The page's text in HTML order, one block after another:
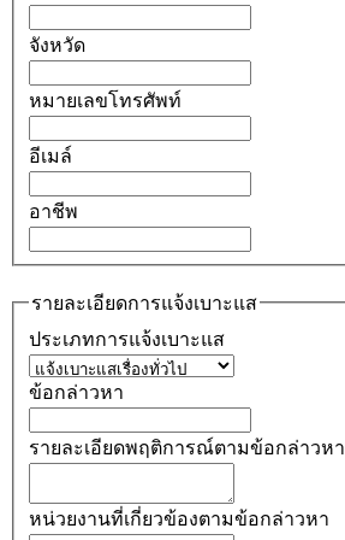
จังหวัด
หมายเลขโทรศัพท์
อีเมล์
อาชีพ
รายละเอียดการแจ้งเบาะแส
ประเภทการแจ้งเบาะแส
ข้อกล่าวหา
รายละเอียดพฤติการณ์ตามข้อกล่าวหา
หน่วยงานที่เกี่ยวข้องตามข้อกล่าวหา